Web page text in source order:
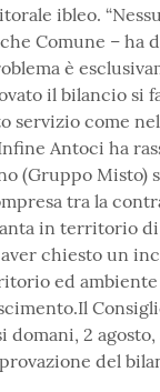
ibleo.
Comune – ha
è
il bilancio si
servizio come
Antoci ha
(Gruppo Misto)
tra la
in territorio
chiesto un
ed
2 agosto,
del